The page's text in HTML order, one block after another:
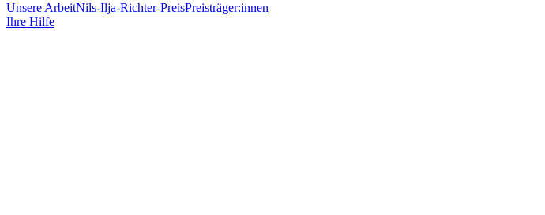
Unsere ArbeitNils-Ilja-Richter-PreisPreisträger:innen
Ihre Hilfe